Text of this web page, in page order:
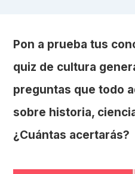
Pon a prueba tus
quiz de cultura
preguntas que todo
sobre historia,
¿Cuántas acertarás?